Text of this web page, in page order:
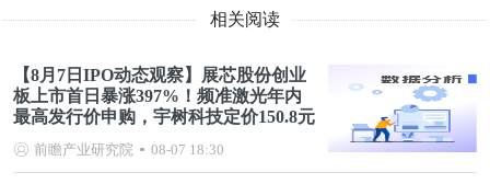
相关阅读
【8月7日IPO动态观察】展芯股份创业
板上市首日暴涨397%！频准激光年内
最高发行价申购，宇树科技定价150.8元
前瞻产业研究院 08-07 18:30